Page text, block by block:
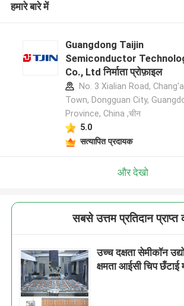
हमारे बारे में
Guangdong Taijin
Semiconductor
Co., Ltd निर्माता प्रोफ़ाइल
No. 3 Xialian Road,
Town, Dongguan City,
Province, China ,चीन
5.0
सत्यापित प्रदायक
और देखो
सबसे उत्तम प्रतिदान प्राप्त
उच्च दक्षता सेमीकॉन
क्षमता आईसी चिप छँटाई